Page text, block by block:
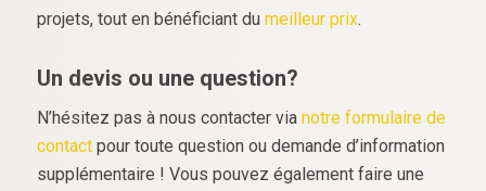
projets, tout en bénéficiant du meilleur prix.
Un devis ou une question?
N’hésitez pas à nous contacter via notre formulaire de
contactpour toute question ou demande d’information
supplémentaire ! Vous pouvez également faire une